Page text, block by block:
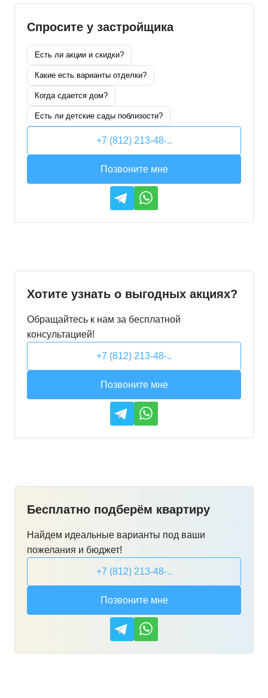
Спросите у застройщика
Есть ли акции и скидки?
Какие есть варианты отделки?
Когда сдается дом?
Есть ли детские сады поблизости?
+7 (812) 213-48-..
Позвоните мне
Хотите узнать о выгодных акциях?
Обращайтесь к нам за бесплатной
консультацией!
+7 (812) 213-48-..
Позвоните мне
Бесплатно подберём квартиру
Найдем идеальные варианты под ваши
пожелания и бюджет!
+7 (812) 213-48-..
Позвоните мне